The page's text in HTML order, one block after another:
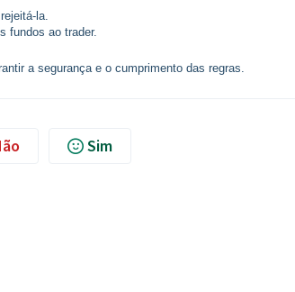
la.
fundos ao trader.
a segurança e o cumprimento das regras.
Sim